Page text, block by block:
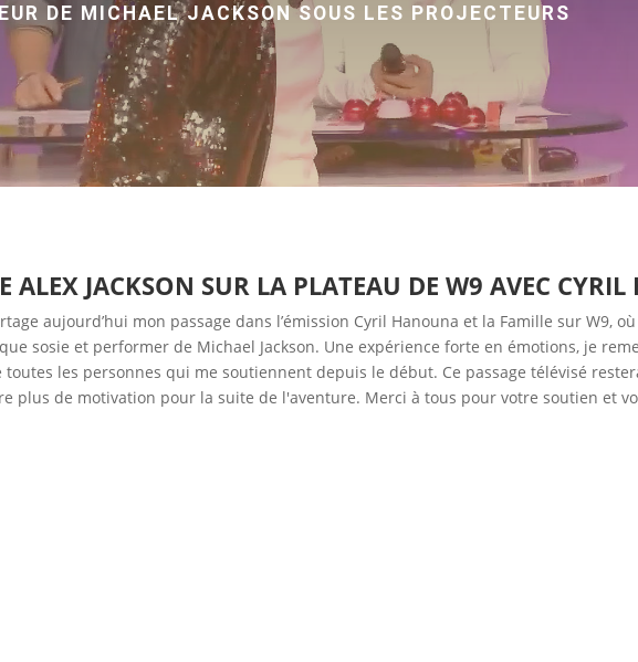
DE MICHAEL JACKSON SOUS LES PROJECTEURS
ALEX JACKSON SUR LA PLATEAU DE W9 AVEC
aujourd’hui mon passage dans l’émission Cyril Hanouna et la Famille sur W9,
sosie et performer de Michael Jackson. Une expérience forte en émotions, je
toutes les personnes qui me soutiennent depuis le début. Ce passage télévisé
plus de motivation pour la suite de l'aventure. Merci à tous pour votre soutien et